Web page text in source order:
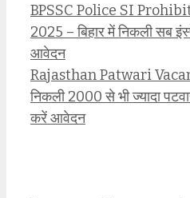
BPSSC Police SI
2025 – बिहार में निकली सब
आवेदन
Rajasthan Patwari
निकली 2000 से भी ज्यादा
करें आवेदन